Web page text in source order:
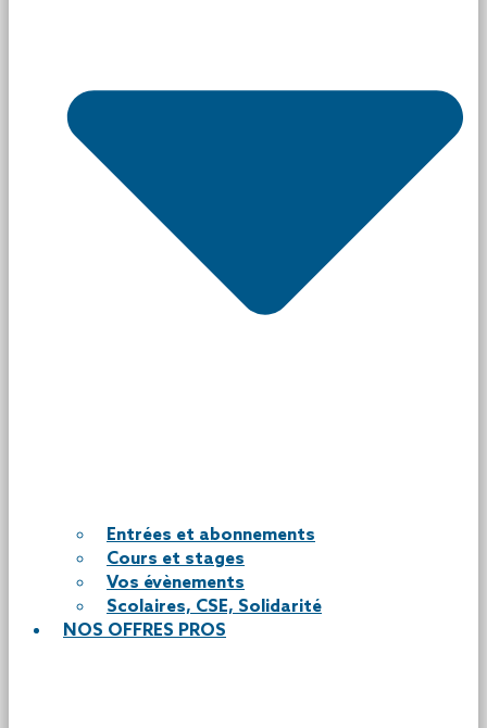
Entrées et abonnements
Cours et stages
Vos évènements
Scolaires, CSE, Solidarité
NOS OFFRES PROS